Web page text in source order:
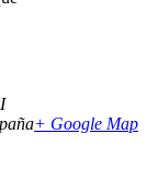
+ Google Map